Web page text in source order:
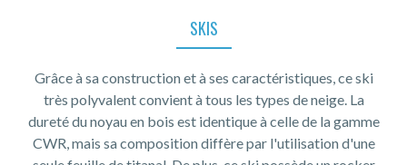
SKIS
Grâce à sa construction et à ses caractéristiques, ce ski
très polyvalent convient à tous les types de neige. La
dureté du noyau en bois est identique à celle de la gamme
CWR, mais sa composition diffère par l'utilisation d'une